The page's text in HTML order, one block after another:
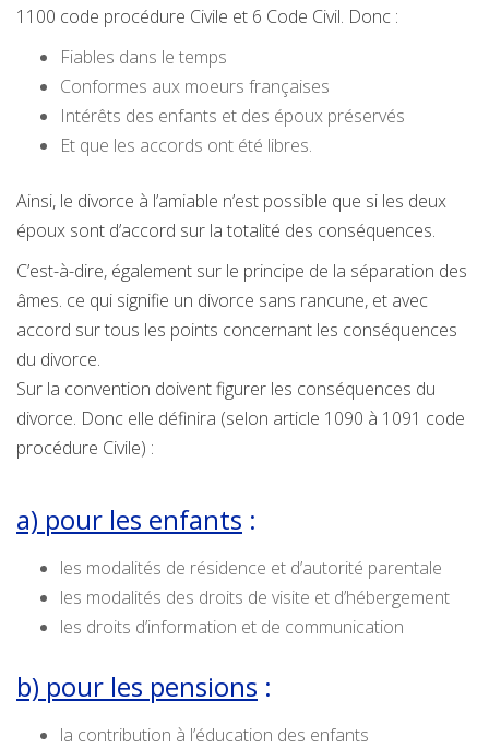
1100 code procédure Civile et 6 Code Civil. Donc :
Fiables dans le temps
Conformes aux moeurs françaises
Intérêts des enfants et des époux préservés
Et que les accords ont été libres.
Ainsi, le divorce à l’amiable n’est possible que si les deux
époux sont d’accord sur la totalité des conséquences.
C’est-à-dire, également sur le principe de la séparation des
âmes. ce qui signifie un divorce sans rancune, et avec
accord sur tous les points concernant les conséquences
du divorce.
Sur la convention doivent figurer les conséquences du
divorce. Donc elle définira (selon article 1090 à 1091 code
procédure Civile) :
a) pour les enfants :
les modalités de résidence et d’autorité parentale
les modalités des droits de visite et d’hébergement
les droits d’information et de communication
b) pour les pensions :
la contribution à l’éducation des enfants